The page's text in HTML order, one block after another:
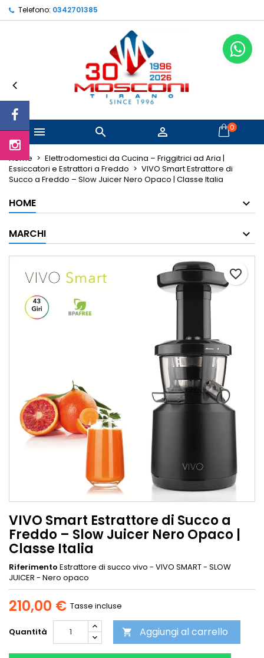
Telefono: 0342701385
   0
Home
Elettrodomestici da Cucina – Friggitrici ad Aria |
Essiccatori e Estrattori a Freddo
VIVO Smart Estrattore di
Succo a Freddo – Slow Juicer Nero Opaco | Classe Italia
HOME
MARCHI
VIVO Smart Estrattore di Succo a
Freddo – Slow Juicer Nero Opaco |
Classe Italia
Riferimento Estrattore di succo vivo - VIVO SMART - SLOW
JUICER - Nero opaco
210,00 € Tasse incluse
Quantità  Aggiungi al carrello
favorite_border
Le mie liste di desideri ×
Crea lista dei desideri ×
Nome lista dei desideri
Accedi ×
Devi avere effettuato l'accesso per salvare dei
prodotti nella tua lista dei desideri.
Annulla